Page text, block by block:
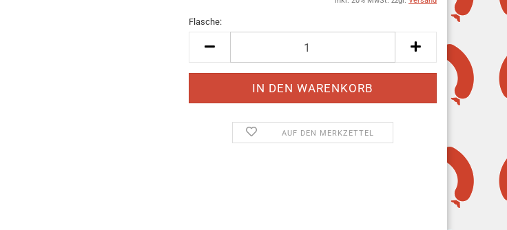
Flasche:
Flasche
AUF DEN MERKZETTEL